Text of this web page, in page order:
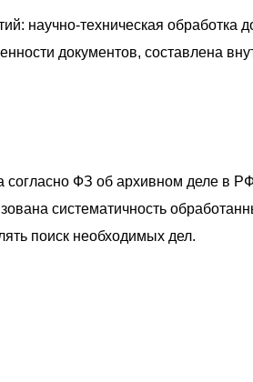
научно-техническая обработка
документов, составлена
ФЗ об архивном деле в
систематичность
поиск необходимых дел.